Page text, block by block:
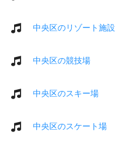
中央区のリゾート施設
中央区の競技場
中央区のスキー場
中央区のスケート場